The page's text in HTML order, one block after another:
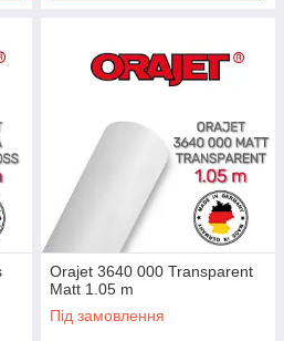
Orajet 3640 000 Transparent
Matt 1.05 m
Під замовлення